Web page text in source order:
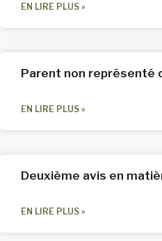
EN LIRE PLUS »
Parent non représenté
EN LIRE PLUS »
Deuxième avis en
EN LIRE PLUS »